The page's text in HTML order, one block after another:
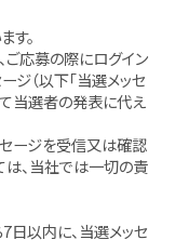
す。
ご応募の際にログイン
ジ（以下「当選メッセ
て当選者の発表に代え
ージを受信又は確認
、当社では一切の責
日以内に、当選メッセ